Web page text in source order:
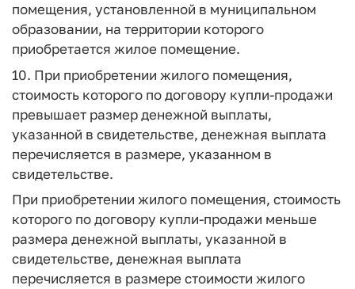
помещения, установленной в муниципальном
образовании, на территории которого
приобретается жилое помещение.
10. При приобретении жилого помещения,
стоимость которого по договору купли-продажи
превышает размер денежной выплаты,
указанной в свидетельстве, денежная выплата
перечисляется в размере, указанном в
свидетельстве.
При приобретении жилого помещения, стоимость
которого по договору купли-продажи меньше
размера денежной выплаты, указанной в
свидетельстве, денежная выплата
перечисляется в размере стоимости жилого